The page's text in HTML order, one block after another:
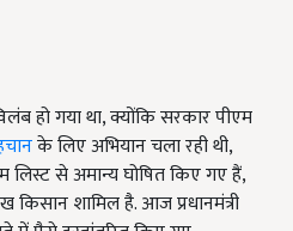
हो गया था, क्योंकि सरकार पीएम
के लिए अभियान चला रही थी,
से अमान्य घोषित किए गए हैं,
शामिल है. आज प्रधानमंत्री